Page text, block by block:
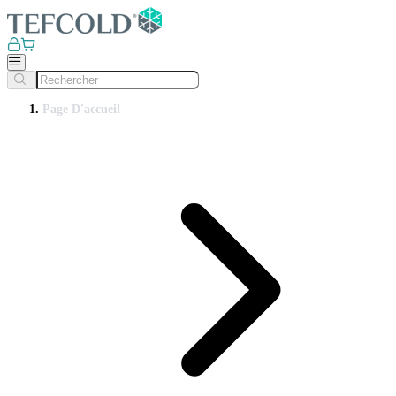
Page D'accueil